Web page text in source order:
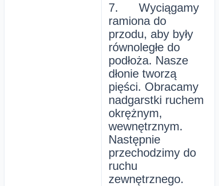
7. Wyciągamy
ramiona do
przodu, aby były
równoległe do
podłoża. Nasze
dłonie tworzą
pięści. Obracamy
nadgarstki ruchem
okrężnym,
wewnętrznym.
Następnie
przechodzimy do
ruchu
zewnętrznego.